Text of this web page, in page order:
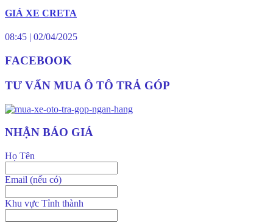
GIÁ XE CRETA
08:45 | 02/04/2025
FACEBOOK
TƯ VẤN MUA Ô TÔ TRẢ GÓP
NHẬN BÁO GIÁ
Họ Tên
Email (nếu có)
Khu vực Tỉnh thành